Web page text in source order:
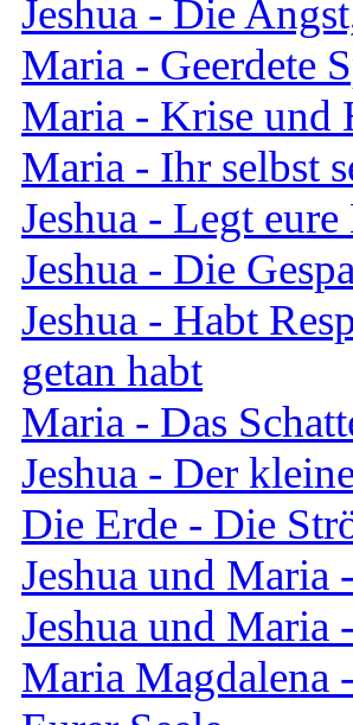
Jeshua - Die
Maria - Geerdete
Maria - Krise und
Maria - Ihr selbst
Jeshua - Legt
Jeshua - Die
Jeshua - Habt
getan habt
Maria - Das
Jeshua - Der
Die Erde - Die
Jeshua und Maria
Jeshua und Maria
Maria Magdalena